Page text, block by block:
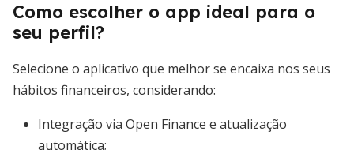
Como escolher o app ideal para o
seu perfil?
Selecione o aplicativo que melhor se encaixa nos seus
hábitos financeiros, considerando:
Integração via Open Finance e atualização
automática;